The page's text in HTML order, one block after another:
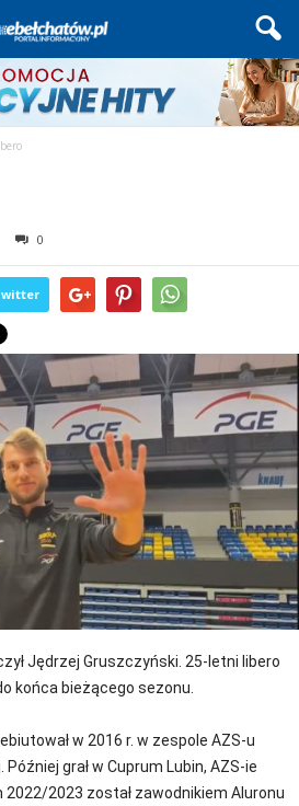
0
Jędrzej Gruszczyński. 25-letni libero
końca bieżącego sezonu.
w 2016 r. w zespole AZS-u
grał w Cuprum Lubin, AZS-ie
2023 został zawodnikiem Aluronu